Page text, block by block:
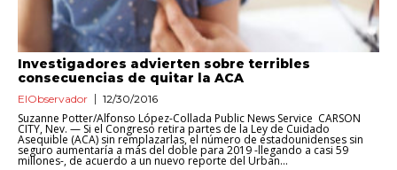
Investigadores advierten sobre terribles
consecuencias de quitar la ACA
ElObservador 12/30/2016
Suzanne Potter/Alfonso López-Collada Public News Service CARSON
CITY, Nev. — Si el Congreso retira partes de la Ley de Cuidado
Asequible (ACA) sin remplazarlas, el número de estadounidenses sin
seguro aumentaría a más del doble para 2019 -llegando a casi 59
millones-, de acuerdo a un nuevo reporte del Urban...